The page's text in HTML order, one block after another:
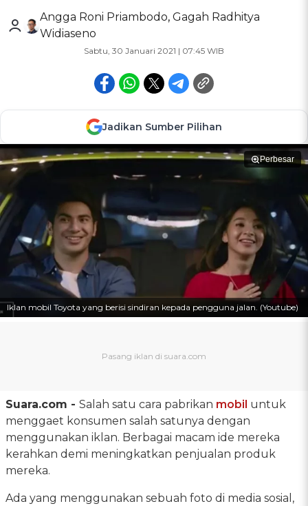
Angga Roni Priambodo, Gagah Radhitya
Widiaseno
Sabtu, 30 Januari 2021 | 07:45 WIB
Jadikan Sumber Pilihan
Perbesar
Iklan mobil Toyota yang berisi sindiran kepada pengguna jalan. (Youtube)
Suara.com - Salah satu cara pabrikan mobil untuk
menggaet konsumen salah satunya dengan
menggunakan iklan. Berbagai macam ide mereka
kerahkan demi meningkatkan penjualan produk
mereka.
Ada yang menggunakan sebuah foto di media sosial,